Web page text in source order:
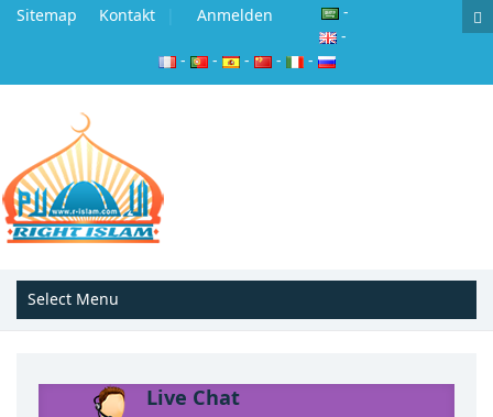
Sitemap Kontakt Anmelden
-
-
-
- - - -
Live Chat